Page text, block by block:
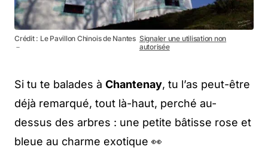
Crédit : Le Pavillon Chinois de Nantes
－
Signaler une utilisation non
autorisée
Si tu te balades à Chantenay, tu l’as peut-être
déjà remarqué, tout là-haut, perché au-
dessus des arbres : une petite bâtisse rose et
bleue au charme exotique 👀